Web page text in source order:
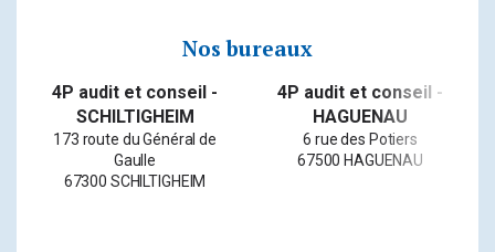
Nos bureaux
4P audit et conseil -
SCHILTIGHEIM
173 route du Général de
Gaulle
67300 SCHILTIGHEIM
4P audit et conseil -
HAGUENAU
6 rue des Potiers
67500 HAGUENAU